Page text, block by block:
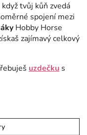
tvůj kůň zvedá
spojení mezi
Hobby Horse
zajímavý celkový
uzdečku s